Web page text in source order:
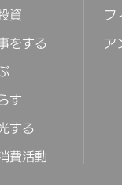
資
をする
す
する
費活動
フ
ア